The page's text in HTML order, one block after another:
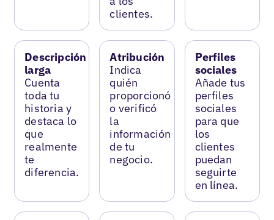
clientes.
Descripción
larga
Cuenta
toda tu
historia y
destaca lo
que
realmente
te
diferencia.
Atribución
Indica
quién
proporcionó
o verificó
la
información
de tu
negocio.
Perfiles
sociales
Añade tus
perfiles
sociales
para que
los
clientes
puedan
seguirte
en línea.